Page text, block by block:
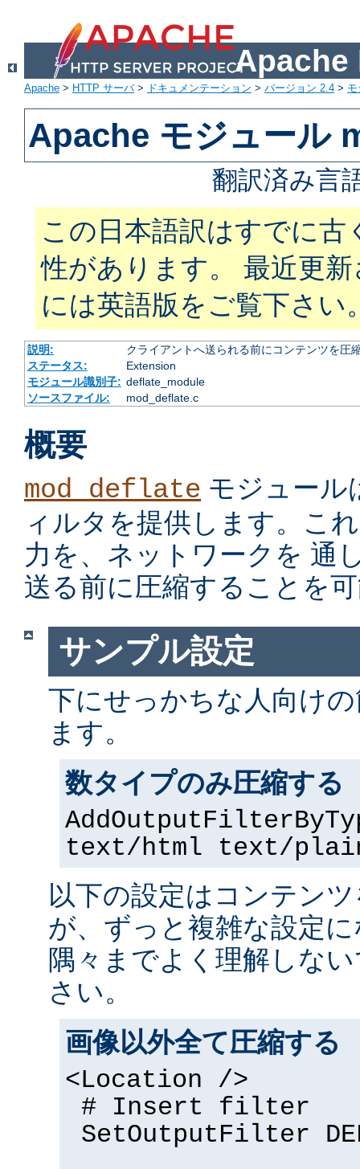
Apache
Apache > HTTP サーバ> ドキュメンテーション > バージョン 2.4 >
Apache モジュール
翻訳済み言
この日本語訳はすでに古
性があります。 最近更
には英語版をご覧下さい
説明:
クライアントへ送られる前にコンテンツを圧
ステータス:
Extension
モジュール識別子: deflate_module
ソースファイル:
mod_deflate.c
概要
mod_deflate モジュー
ィルタを提供します。こ
力を、ネットワークを 通
送る前に圧縮することを
サンプル設定
下にせっかちな人向け
ます。
数タイプのみ圧縮する
text/html text/
以下の設定はコンテン
が、ずっと複雑な設定
隅々までよく理解しな
さい。
画像以外全て圧縮する
<Location />
# Insert filter
SetOutputFilter